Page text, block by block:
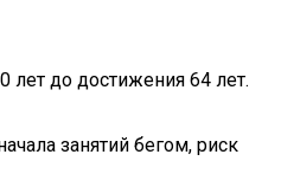
лет до достижения 64 лет.
занятий бегом, риск